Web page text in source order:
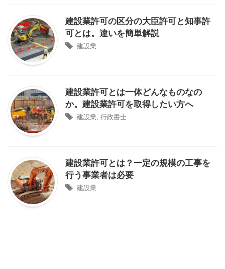
建設業許可の区分の大臣許可と知事許
可とは。違いを簡単解説
建設業
建設業許可とは一体どんなものなの
か。建設業許可を取得したい方へ
建設業 行政書士
建設業許可とは？一定の規模の工事を
行う事業者は必要
建設業